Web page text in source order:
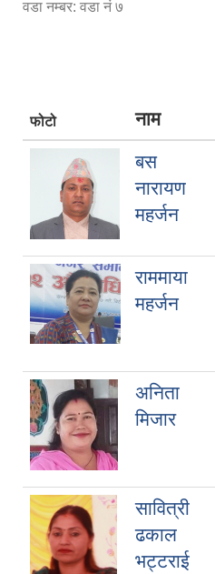
वडा नम्बर: वडा नं ७
फोटो नाम
बस
नारायण
महर्जन
राममाया
महर्जन
अनिता
मिजार
सावित्री
ढकाल
भट्टराई